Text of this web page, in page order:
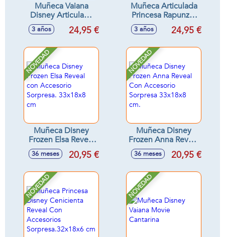
Muñeca Vaiana
Disney Articulada
38 cm
3 años 24,95 €
Muñeca Articulada
Princesa Rapunzel
38 cm
3 años 24,95 €
NOVEDAD
Muñeca Disney
Frozen Elsa Reveal
con Accesorio
Sorpresa. 33x18x8
36 meses 20,95 €
NOVEDAD
Muñeca Disney
Frozen Anna Reveal
Con Accesorio
Sorpresa 33x18x8
36 meses 20,95 €
NOVEDAD NOVEDAD